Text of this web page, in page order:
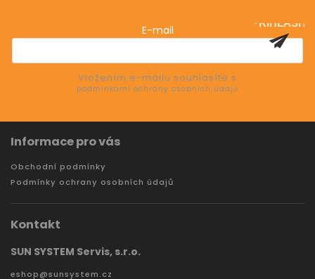
E-mail
Vložením e-mailu souhlasíte s
podmínkami ochrany osobních údajů
PŘIHLÁSIT
Informace pro vás
Obchodní podmínky
Podmínky ochrany osobních údajů
Kontakt
SUN SYSTEM Servis, s.r.o.
eshop@sunsystem.cz